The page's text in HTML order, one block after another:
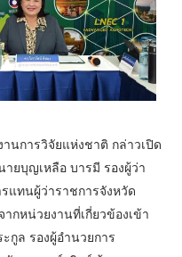
นการวิจัยแห่งชาติ กล่าวเปิด
ายบุญเหลือ บารมี รองผู้ว่า
แทนผู้ว่าราชการจังหวัด
กหน่วยงานที่เกี่ยวข้องเข้า
กูล รองผู้อำนวยการ